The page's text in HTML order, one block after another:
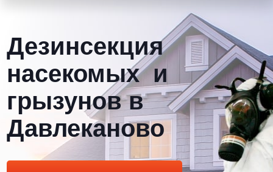
Дезинсекция
насекомых и
грызунов в
Давлеканово